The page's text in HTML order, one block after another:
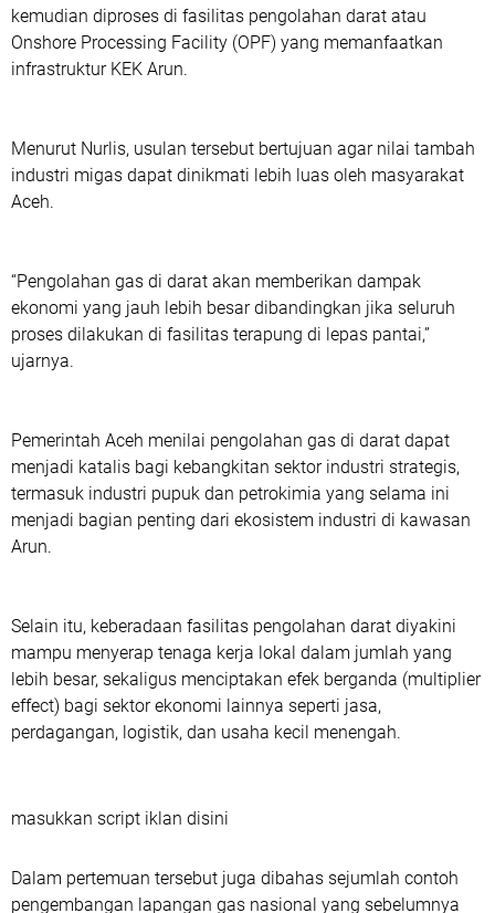
kemudian diproses di fasilitas pengolahan darat atau
Onshore Processing Facility (OPF) yang memanfaatkan
infrastruktur KEK Arun.
Menurut Nurlis, usulan tersebut bertujuan agar nilai tambah
industri migas dapat dinikmati lebih luas oleh masyarakat
Aceh.
“Pengolahan gas di darat akan memberikan dampak
ekonomi yang jauh lebih besar dibandingkan jika seluruh
proses dilakukan di fasilitas terapung di lepas pantai,”
ujarnya.
Pemerintah Aceh menilai pengolahan gas di darat dapat
menjadi katalis bagi kebangkitan sektor industri strategis,
termasuk industri pupuk dan petrokimia yang selama ini
menjadi bagian penting dari ekosistem industri di kawasan
Arun.
Selain itu, keberadaan fasilitas pengolahan darat diyakini
mampu menyerap tenaga kerja lokal dalam jumlah yang
lebih besar, sekaligus menciptakan efek berganda (multiplier
effect) bagi sektor ekonomi lainnya seperti jasa,
perdagangan, logistik, dan usaha kecil menengah.
masukkan script iklan disini
Dalam pertemuan tersebut juga dibahas sejumlah contoh
pengembangan lapangan gas nasional yang sebelumnya